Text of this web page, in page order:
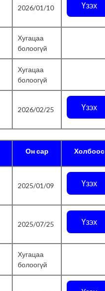
2026/01/10 Үзэх
Хугацаа
болоогүй
Хугацаа
болоогүй
2026/02/25 Үзэх
Он сар Холбоос
2025/01/09 Үзэх
2025/07/25 Үзэх
Хугацаа
болоогүй